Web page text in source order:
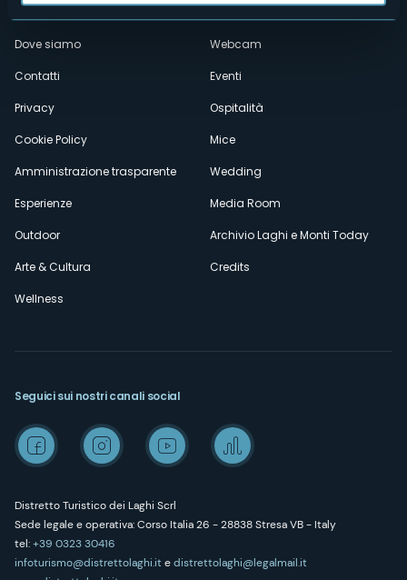
Menù
secondario
Dove siamo
Contatti
Privacy
Cookie Policy
Amministrazione trasparente
Esperienze
Outdoor
Arte & Cultura
Wellness
Webcam
Eventi
Ospitalità
Mice
Wedding
Media Room
Archivio Laghi e Monti Today
Credits
Distretto Turistico dei Laghi Scrl
Sede legale e operativa: Corso Italia 26 - 28838 Stresa VB - Italy
tel:+39 0323 30416
infoturismo@distrettolaghi.itedistrettolaghi@legalmail.it
Seguici sui nostri canali social